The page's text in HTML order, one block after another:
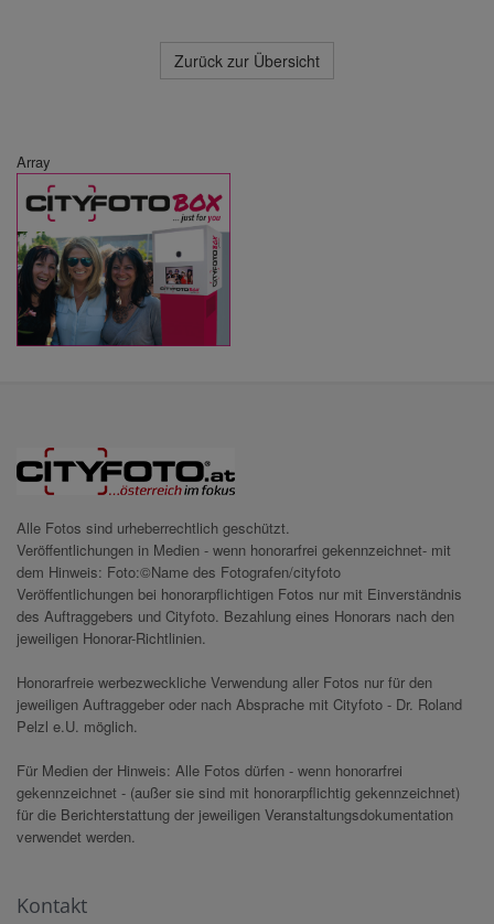
Zurück zur Übersicht
Array
Alle Fotos sind urheberrechtlich geschützt.
Veröffentlichungen in Medien - wenn honorarfrei gekennzeichnet- mit
dem Hinweis: Foto:©Name des Fotografen/cityfoto
Veröffentlichungen bei honorarpflichtigen Fotos nur mit Einverständnis
des Auftraggebers und Cityfoto. Bezahlung eines Honorars nach den
jeweiligen Honorar-Richtlinien.
Honorarfreie werbezweckliche Verwendung aller Fotos nur für den
jeweiligen Auftraggeber oder nach Absprache mit Cityfoto - Dr. Roland
Pelzl e.U. möglich.
Für Medien der Hinweis: Alle Fotos dürfen - wenn honorarfrei
gekennzeichnet - (außer sie sind mit honorarpflichtig gekennzeichnet)
für die Berichterstattung der jeweiligen Veranstaltungsdokumentation
verwendet werden.
Kontakt